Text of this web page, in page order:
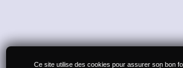
Ce site utilise des cookies pour assurer son bon